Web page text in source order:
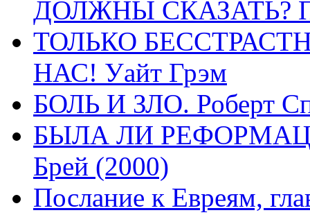
ДОЛЖНЫ СКАЗАТЬ?
ТОЛЬКО
НАС! Уайт Грэм
БОЛЬ И ЗЛО. Роберт
БЫЛА ЛИ
Брей (2000)
Послание к Евреям,